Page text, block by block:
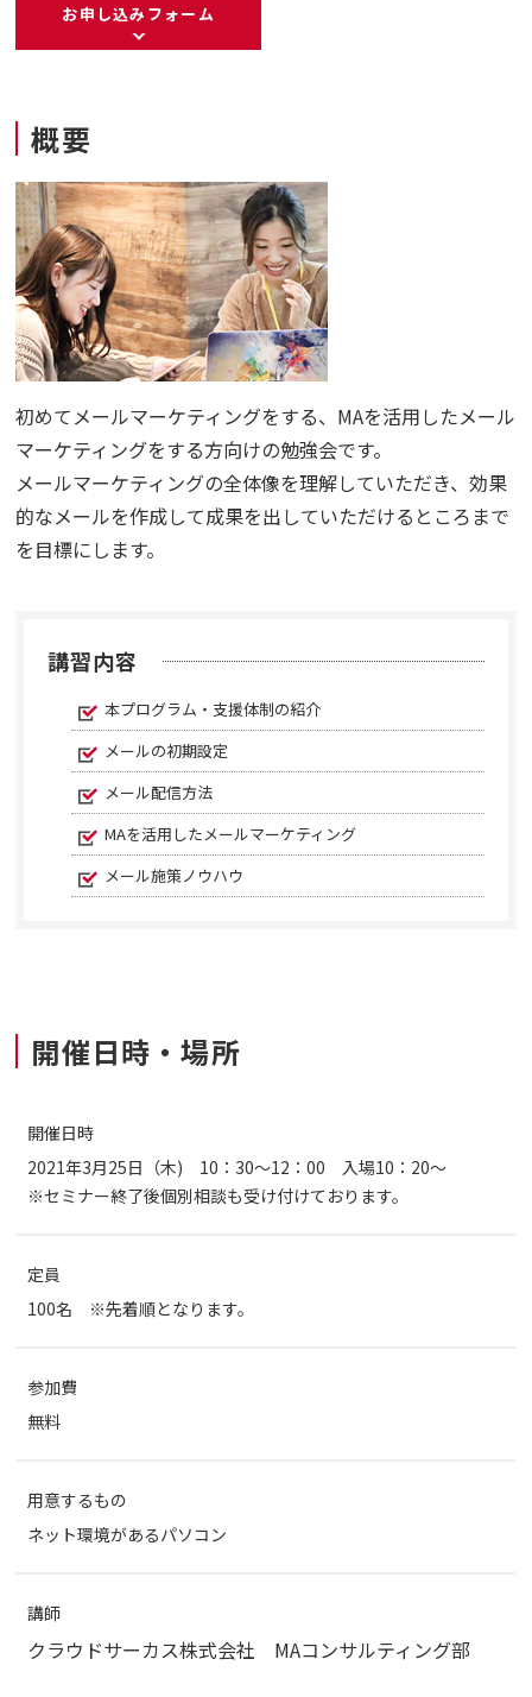
お申し込みフォーム
概要
初めてメールマーケティングをする、MAを活用したメール
マーケティングをする方向けの勉強会です。
メールマーケティングの全体像を理解していただき、効果
的なメールを作成して成果を出していただけるところまで
を目標にします。
講習内容
本プログラム・支援体制の紹介
メールの初期設定
メール配信方法
MAを活用したメールマーケティング
メール施策ノウハウ
開催日時・場所
開催日時
2021年3月25日（木) 10：30～12：00 入場10：20～
※セミナー終了後個別相談も受け付けております。
定員
100名 ※先着順となります。
参加費
無料
用意するもの
ネット環境があるパソコン
講師
クラウドサーカス株式会社 MAコンサルティング部